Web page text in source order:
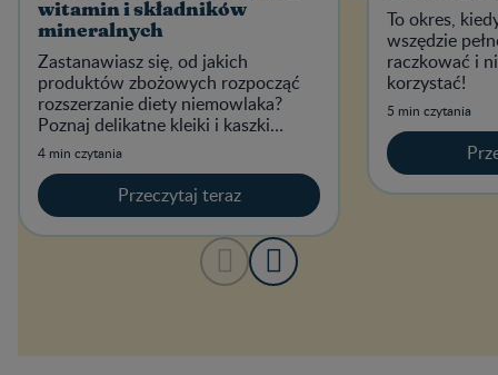
witamin i składników
mineralnych
Zastanawiasz się, od jakich
produktów zbożowych rozpocząć
rozszerzanie diety niemowlaka?
Poznaj delikatne kleiki i kaszki
zbożowe od Nestlé, które są
źródłem cennych składników
odżywczych, m.in.
4 min czytania
Przeczytaj teraz
To okres,
wszędzie
raczkować i
korzystać!
5 min czytania